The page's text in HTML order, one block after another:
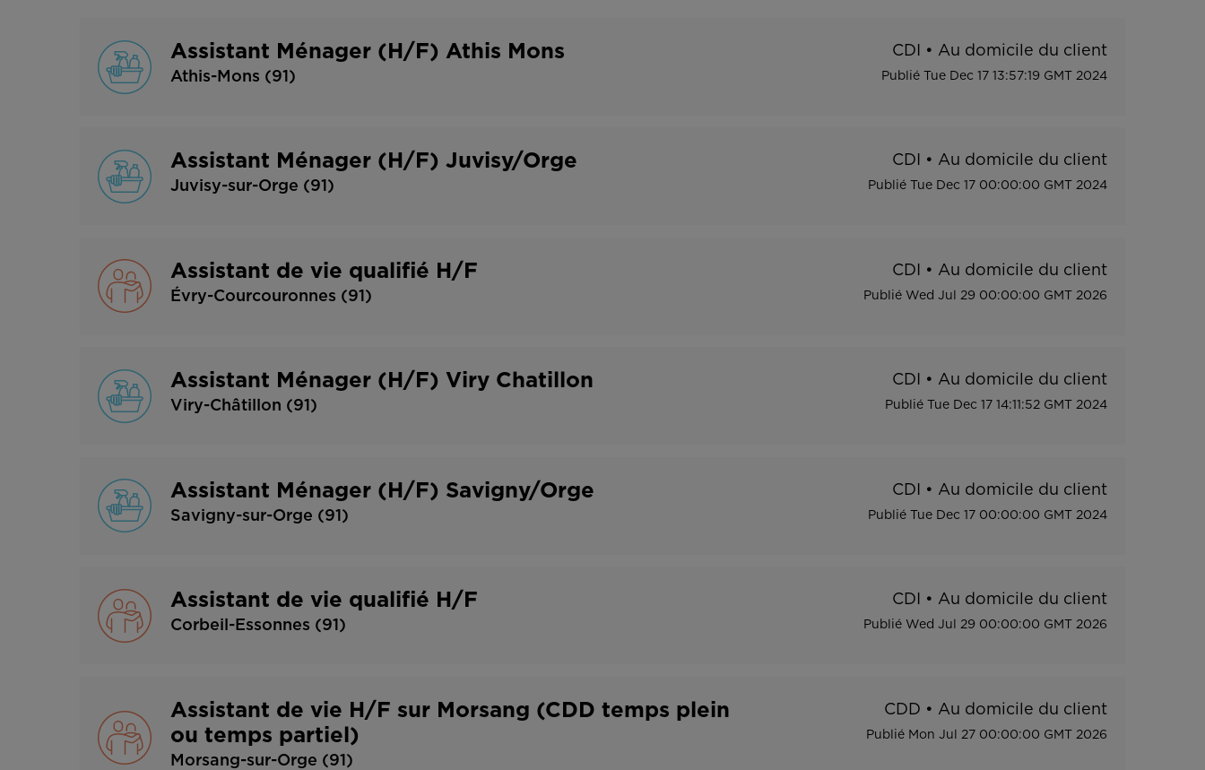
t
t
Assistant Ménager (H/F) Athis Mons
Athis-Mons (91)
CDI • Au domicile du client
Publié Tue Dec 17 13:57:19 GMT 2024
Assistant Ménager (H/F) Juvisy/Orge
Juvisy-sur-Orge (91)
CDI • Au domicile du client
Publié Tue Dec 17 00:00:00 GMT 2024
Assistant de vie qualifié H/F
Évry-Courcouronnes (91)
CDI • Au domicile du client
Publié Wed Jul 29 00:00:00 GMT 2026
Assistant Ménager (H/F) Viry Chatillon
Viry-Châtillon (91)
CDI • Au domicile du client
Publié Tue Dec 17 14:11:52 GMT 2024
Assistant Ménager (H/F) Savigny/Orge
Savigny-sur-Orge (91)
CDI • Au domicile du client
Publié Tue Dec 17 00:00:00 GMT 2024
Assistant de vie qualifié H/F
Corbeil-Essonnes (91)
CDI • Au domicile du client
Publié Wed Jul 29 00:00:00 GMT 2026
Assistant de vie H/F sur Morsang (CDD temps plein
ou temps partiel)
Morsang-sur-Orge (91)
CDD • Au domicile du client
Publié Mon Jul 27 00:00:00 GMT 2026